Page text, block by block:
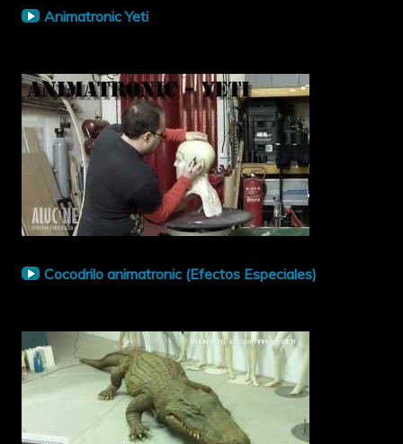
Animatronic Yeti
Cocodrilo animatronic (Efectos Especiales)